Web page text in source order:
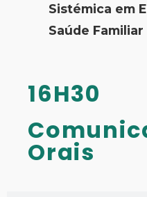
Sistémica em
Saúde Familiar
16H30
Orais